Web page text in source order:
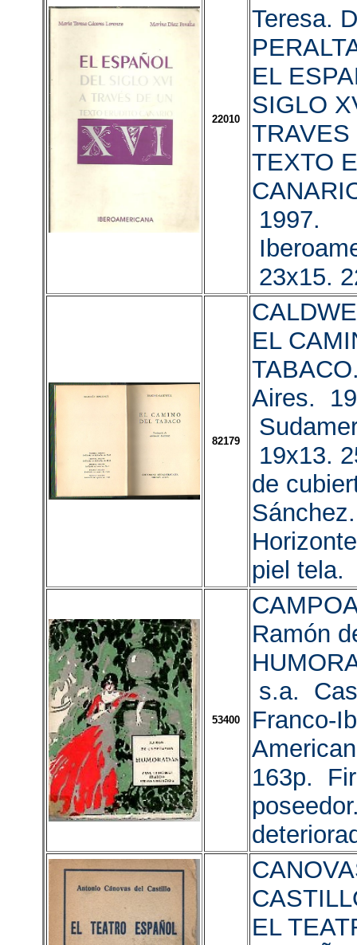
22010
Teresa.
EL
SIGLO
TEXTO
1997.
23x15.
82179
EL
Aires.
19x13.
de
piel tela.
53400
Ramón
s.a.
Franco-
163p.
EL